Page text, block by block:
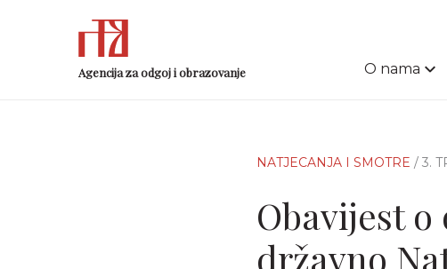
Agencija za odgoj i obrazovanje O nama
NATJECANJA I SMOTRE / 3.
Obavijest
državno